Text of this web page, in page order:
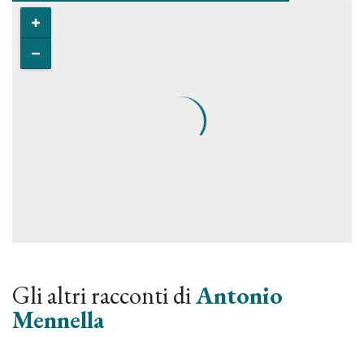
Gli altri racconti diAntonio
Mennella